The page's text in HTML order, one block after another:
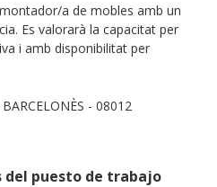
a de mobles amb un
Es valorarà la capacitat per
i amb disponibilitat per
- 08012
del puesto de trabajo